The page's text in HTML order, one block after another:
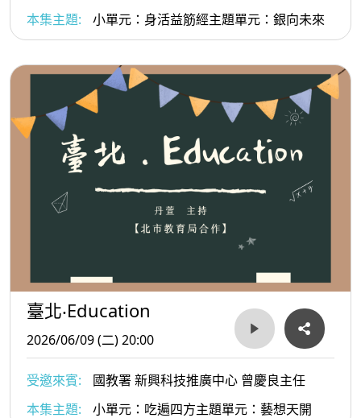
李玫玨
本集主題: 小單元：身活益筋經主題單元：銀向未來
臺北‧Education
2026/06/09 (二) 20:00
受邀來賓:
國教署 新興科技推廣中心 曾慶良主任
本集主題:
小單元：吃遍四方主題單元：藝想天開